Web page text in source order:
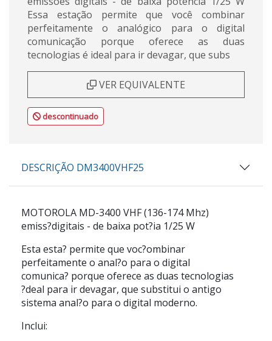
Essa estação permite que você combinar
perfeitamente o analógico para o digital
comunicação porque oferece as duas
tecnologias é ideal para ir devagar, que subs
VER EQUIVALENTE
descontinuado
DESCRIÇÃO DM3400VHF25
MOTOROLA MD-3400 VHF (136-174 Mhz)
emiss?digitais - de baixa pot?ia 1/25 W
Esta esta? permite que voc?ombinar
perfeitamente o anal?o para o digital
comunica? porque oferece as duas tecnologias
?deal para ir devagar, que substitui o antigo
sistema anal?o para o digital moderno.
Inclui: